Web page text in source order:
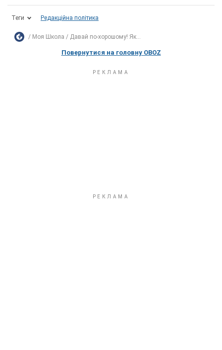
Теги Редакційна політика
Моя Школа Давай по-хорошому! Як...
Повернутися на головну OBOZ